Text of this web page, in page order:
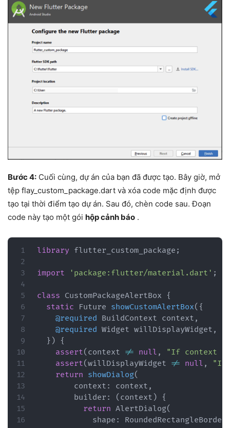
Bước 4: Cuối cùng, dự án của bạn đã được tạo. Bây giờ, mở
tệp flay_custom_package.dart và xóa code mặc định được
tạo tại thời điểm tạo dự án. Sau đó, chèn code sau. Đoạn
code này tạo một gói hộp cảnh báo .
library flutter_custom_package ;
import 'package:flutter/material.dart' ;
class CustomPackageAlertBox {
static
Future showCustomAlertBox( {
@required BuildContext context ,
@required Widget willDisplayWidget ,
} ) {
assert( context != null ,
"If context
assert(willDisplayWidget != null ,
"If
return showDialog(
        context
: context ,
        builder
: ( context ) {
return AlertDialog(
            shape
: RoundedRectangleBorder